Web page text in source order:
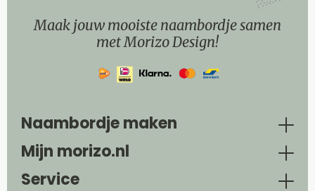
Maak jouw mooiste naambordje samen
met Morizo Design!
Naambordje maken
Mijn morizo.nl
Service